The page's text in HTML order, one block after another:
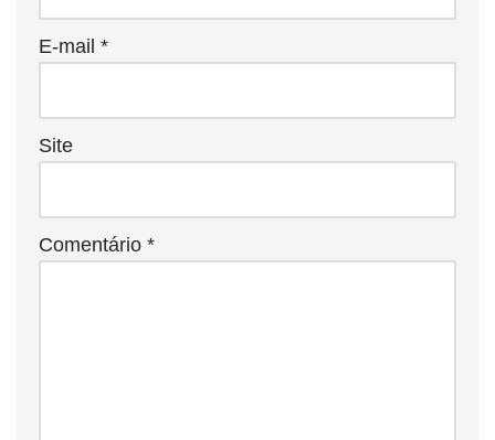
E-mail *
Site
Comentário *